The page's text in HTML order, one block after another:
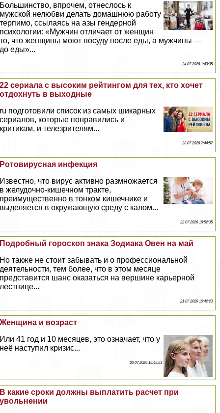
Большинство, впрочем, отнеслось к
мужской нелюбви делать домашнюю работу
терпимо, ссылаясь на азы гендерной
психологии: «Мужчин отличает от женщин
то, что женщины моют посуду после еды, а мужчины —
до еды»...
24 07 2026 1:43:35
22 сериала с высоким рейтингом для тех, кто хочет
отдохнуть в выходные
ru подготовили список из самых шикарных
сериалов, которые понравились и
критикам, и телезрителям...
23 07 2026 7:44:57
Ротовирусная инфекция
Известно, что вирус активно размножается
в желудочно-кишечном тpaкте,
преимущественно в тонком кишечнике и
выделяется в окружающую среду с калом...
22 07 2026 19:52:35
Подробный гороскоп знака Зодиака Овен на май
Но также не стоит забывать и о профессиональной
деятельности, тем более, что в этом месяце
представится шанс оказаться на вершине карьерной
лестнице...
21 07 2026 10:42:23
Женщина и возраст
Или 41 год и 10 месяцев, это означает, что у
неё наступил кризис...
20 07 2026 15:45:53
В какие сроки должны выплатить расчет при
увольнении